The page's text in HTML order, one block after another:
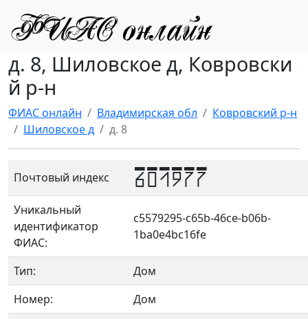
д. 8, Шиловское д, Ковровски
й р-н
ФИАС онлайн Владимирская обл
Ковровский р-н
Шиловское д
д. 8
Почтовый индекс 601977
Уникальный
идентификатор
ФИАС:
c5579295-c65b-46ce-b06b-
1ba0e4bc16fe
Тип:
Дом
Номер:
Дом